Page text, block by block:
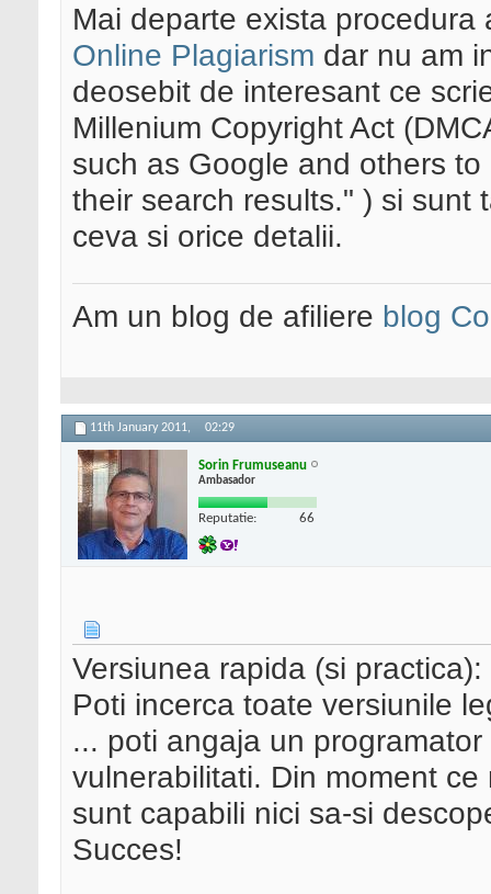
Mai departe exista
Online Plagiarism dar nu am
deosebit de interesant ce
Millenium Copyright Act
such as Google and others
their search results." ) si sunt
ceva si orice detalii.
Am un blog de afiliere blog
11th January 2011, 02:29
Sorin Frumuseanu
Ambasador
Reputatie: 66
Versiunea rapida (si
Poti incerca toate versiunile
... poti angaja un
vulnerabilitati. Din moment
sunt capabili nici sa-si
Succes!